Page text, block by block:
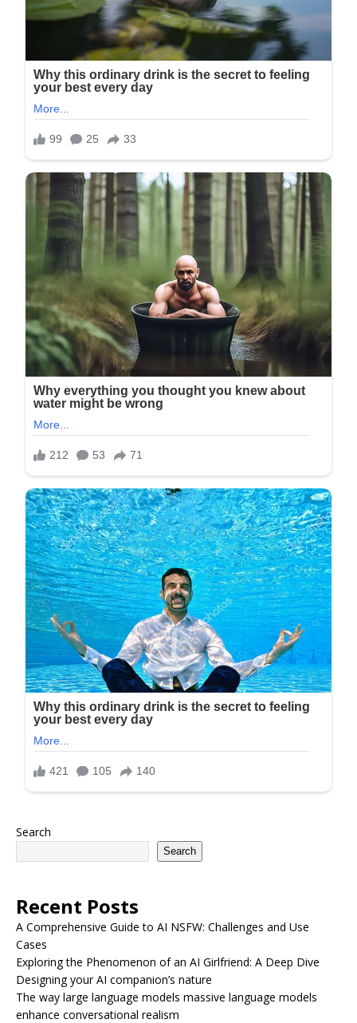
Search
Search
Recent Posts
A Comprehensive Guide to AI NSFW: Challenges and Use
Cases
Exploring the Phenomenon of an AI Girlfriend: A Deep Dive
Designing your AI companion’s nature
The way large language models massive language models
enhance conversational realism